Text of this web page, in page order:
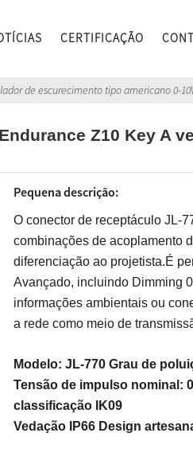
CERTIFICAÇÃO
de escurecimento tipo americano 0-
Z10 Key A
Pequena descrição:
O conector de receptáculo JL-
combinações de acoplamento
diferenciação ao projetista.É
Avançado, incluindo Dimming
informações ambientais ou
a rede como meio de
Modelo: JL-770 Grau de
Tensão de impulso nominal:
classificação IK09
Vedação IP66 Design